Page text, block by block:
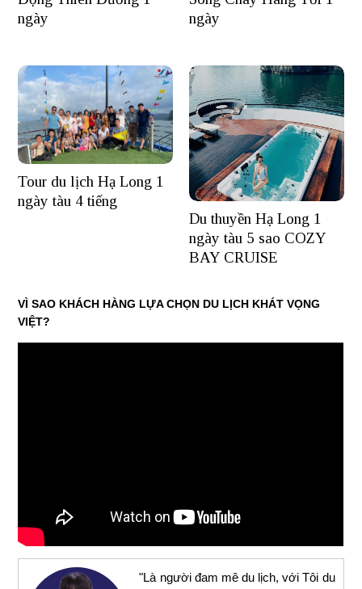
ngày
ngày
Tour du lịch Hạ Long 1
ngày tàu 4 tiếng
Du thuyền Hạ Long 1
ngày tàu 5 sao COZY
BAY CRUISE
VÌ SAO KHÁCH HÀNG LỰA CHỌN DU LỊCH KHÁT VỌNG
VIỆT?
"Là người đam mê du lịch, với Tôi du